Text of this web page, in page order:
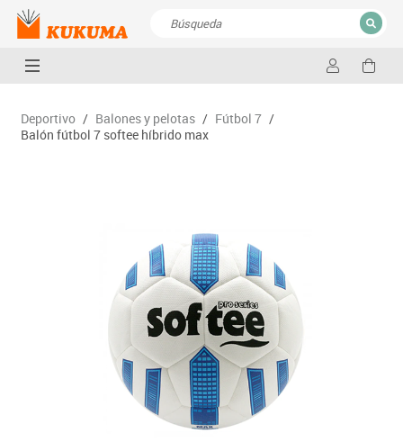
CERRAR
Deportivo / Balones y pelotas / Fútbol 7 /
Balón fútbol 7 softee híbrido max